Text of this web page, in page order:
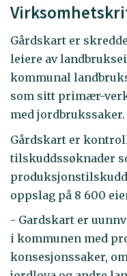
Gårdskart er
leiere av
kommunal
som sitt primær-
med jordbrukssaker.
Gårdskart er
tilskuddssøknader
oppslag på 8 600
- Gardskart er
i kommunen med
konsesjonssaker,